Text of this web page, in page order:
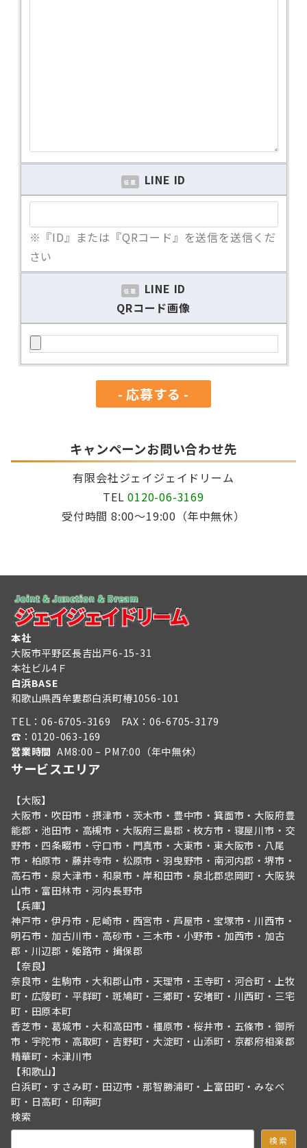
任意 LINE ID
※『ID』または『QRコード』を送信を送信くだ
さい
任意
LINE ID
QRコード画像
キャンペーンお問い合わせ先
有限会社ジェイジェイドリーム
TEL0120-06-3169
受付時間 8:00～19:00（年中無休）
本社
大阪市平野区長吉出戸6-15-31
本社ビル4Ｆ
白浜BASE
和歌山県西牟婁郡白浜町椿1056-101
TEL：06-6705-3169 FAX：06-6705-3179
☎︎： 0120-063-169
営業時間 AM8:00 – PM7:00（年中無休）
サービスエリア
【大阪】
大阪市・吹田市・摂津市・茨木市・豊中市・箕面市・大阪府豊
能郡・池田市・高槻市・大阪府三島郡・枚方市・寝屋川市・交
野市・四条畷市・守口市・門真市・大東市・東大阪市・八尾
市・柏原市・藤井寺市・松原市・羽曳野市・南河内郡・堺市・
高石市・泉大津市・和泉市・岸和田市・泉北郡忠岡町・大阪狭
山市・富田林市・河内長野市
【兵庫】
神戸市・伊丹市・尼崎市・西宮市・芦屋市・宝塚市・川西市・
明石市・加古川市・高砂市・三木市・小野市・加西市・加古
郡・川辺郡・姫路市・揖保郡
【奈良】
奈良市・生駒市・大和郡山市・天理市・王寺町・河合町・上牧
町・広陵町・平群町・斑鳩町・三郷町・安堵町・川西町・三宅
町・田原本町
香芝市・葛城市・大和高田市・橿原市・桜井市・五條市・御所
市・宇陀市・高取町・吉野町・大淀町・山添町・京都府相楽郡
精華町・木津川市
【和歌山】
白浜町・すさみ町・田辺市・那智勝浦町・上富田町・みなべ
町・日高町・印南町
検索
検索